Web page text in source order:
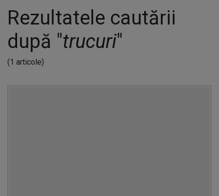
Rezultatele cautării
după "trucuri"
(1 articole)